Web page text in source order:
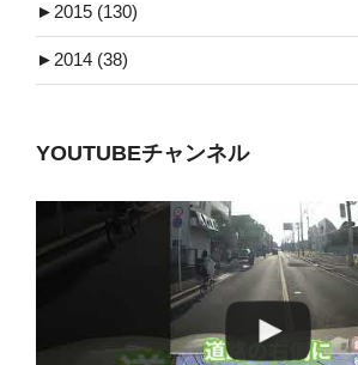
► 2015 (130)
► 2014 (38)
YOUTUBEチャンネル